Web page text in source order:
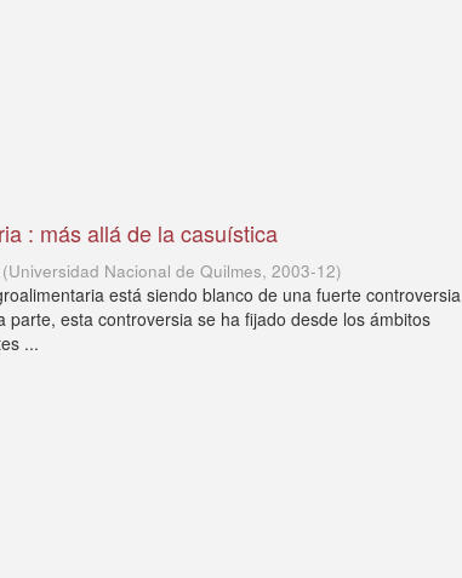
: más allá de la casuística
(Universidad Nacional de Quilmes,2003-12)
está siendo blanco de una fuerte controversia
parte, esta controversia se ha fijado desde los ámbitos
...